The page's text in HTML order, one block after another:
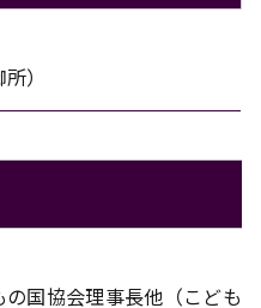
）
国協会理事長他（こども